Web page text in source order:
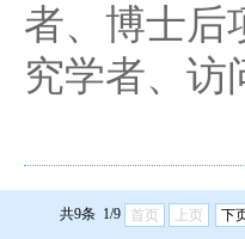
者、博士后
究学者、访
共9条 1/9 首页 上页 下